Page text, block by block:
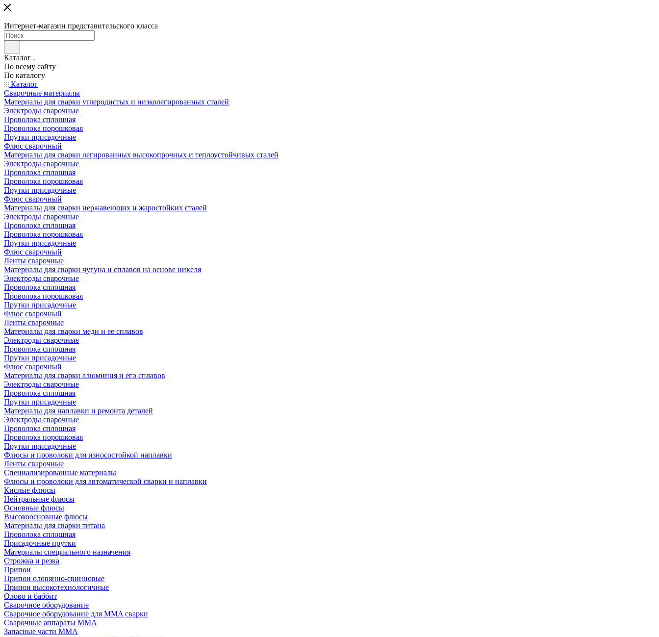
Интернет-магазин представительского класса
Каталог
По всему сайту
По каталогу
Каталог
Сварочные материалы
Материалы для сварки углеродистых и низколегированных сталей
Электроды сварочные
Проволока сплошная
Проволока порошковая
Прутки присадочные
Флюс сварочный
Материалы для сварки легированных высокопрочных и теплоустойчивых сталей
Электроды сварочные
Проволока сплошная
Проволока порошковая
Прутки присадочные
Флюс сварочный
Материалы для сварки нержавеющих и жаростойких сталей
Электроды сварочные
Проволока сплошная
Проволока порошковая
Прутки присадочные
Флюс сварочный
Ленты сварочные
Материалы для сварки чугуна и сплавов на основе никеля
Электроды сварочные
Проволока сплошная
Проволока порошковая
Прутки присадочные
Флюс сварочный
Ленты сварочные
Материалы для сварки меди и ее сплавов
Электроды сварочные
Проволока сплошная
Прутки присадочные
Флюс сварочный
Материалы для сварки алюминия и его сплавов
Электроды сварочные
Проволока сплошная
Прутки присадочные
Материалы для наплавки и ремонта деталей
Электроды сварочные
Проволока сплошная
Проволока порошковая
Прутки присадочные
Флюсы и проволоки для износостойкой наплавки
Ленты сварочные
Специализированные материалы
Флюсы и проволоки для автоматической сварки и наплавки
Кислые флюсы
Нейтральные флюсы
Основные флюсы
Высокоосновные флюсы
Материалы для сварки титана
Проволока сплошная
Присадочные прутки
Материалы специального назначения
Строжка и резка
Припои
Припои оловянно-свинцовые
Припои высокотехнологичные
Олово и баббит
Сварочное оборудование
Сварочное оборудование для MMA сварки
Сварочные аппараты MMA
Запасные части MMA